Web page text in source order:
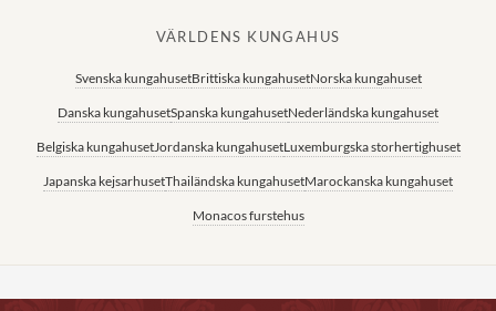
VÄRLDENS KUNGAHUS
Svenska kungahusetBrittiska kungahusetNorska kungahuset
Danska kungahusetSpanska kungahusetNederländska kungahuset
Belgiska kungahusetJordanska kungahusetLuxemburgska storhertighuset
Japanska kejsarhusetThailändska kungahusetMarockanska kungahuset
Monacos furstehus